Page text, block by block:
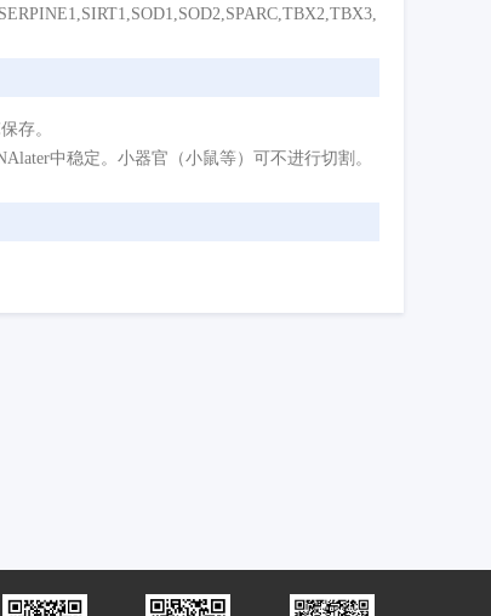
存。
中稳定。小器官（小鼠等）可不进行切割。